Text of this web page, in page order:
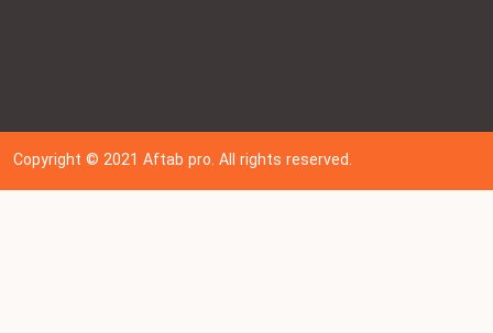
Copyright © 202 1Aftab pro. All rights reserved.